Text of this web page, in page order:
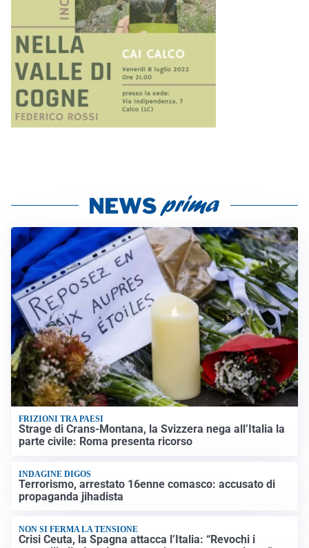
FRIZIONI TRA PAESI
Strage di Crans-Montana, la Svizzera nega all’Italia la
parte civile: Roma presenta ricorso
INDAGINE DIGOS
Terrorismo, arrestato 16enne comasco: accusato di
propaganda jihadista
NON SI FERMA LA TENSIONE
Crisi Ceuta, la Spagna attacca l’Italia: “Revochi i